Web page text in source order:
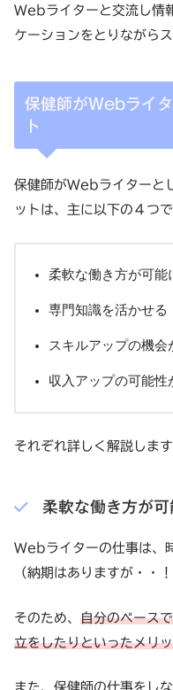
Webライターと交流し情
ケーションをとりながら
保健師がWebライ
ト
保健師がWebライターと
ットは、主に以下の４つで
柔軟な働き方が可能
専門知識を活かせる
スキルアップの機会
収入アップの可能性
それぞれ詳しく解説します
柔軟な働き方が可
Webライターの仕事は、
（納期はありますが・・！
そのため、 自分のペース
立をしたりといったメリ
また、保健師の仕事をし